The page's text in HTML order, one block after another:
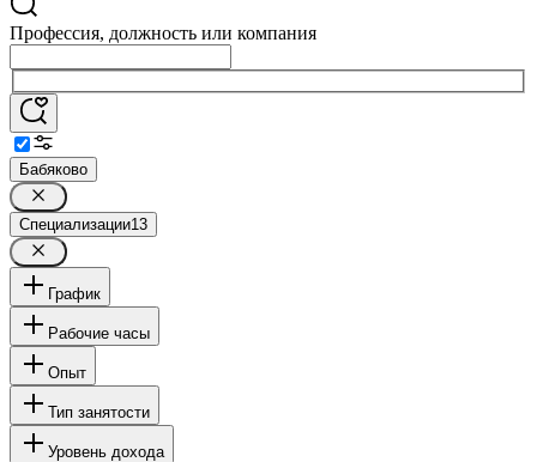
Профессия, должность или компания
Бабяково
Специализации13
График
Рабочие часы
Опыт
Тип занятости
Уровень дохода